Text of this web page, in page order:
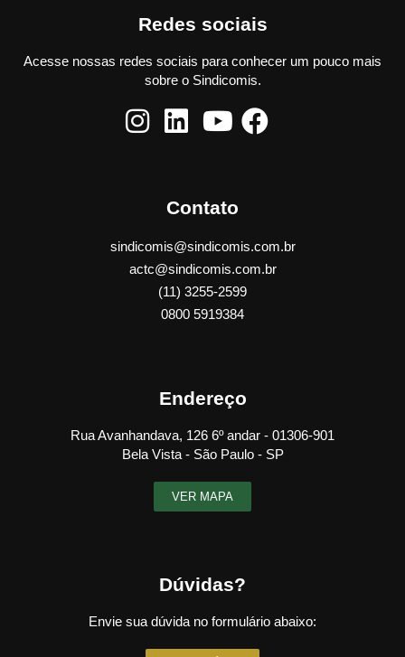
Redes sociais
Acesse nossas redes sociais para conhecer um pouco mais
sobre o Sindicomis.
Contato
sindicomis@sindicomis.com.br
actc@sindicomis.com.br
(11) 3255-2599
0800 5919384
Endereço
Rua Avanhandava, 126 6º andar - 01306-901
Bela Vista - São Paulo - SP
VER MAPA
Dúvidas?
Envie sua dúvida no formulário abaixo: